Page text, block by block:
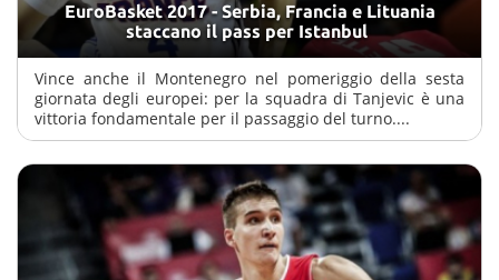
EuroBasket 2017 - Serbia, Francia e Lituania
staccano il pass per Istanbul
Vince anche il Montenegro nel pomeriggio della sesta
giornata degli europei: per la squadra di Tanjevic è una
vittoria fondamentale per il passaggio del turno....